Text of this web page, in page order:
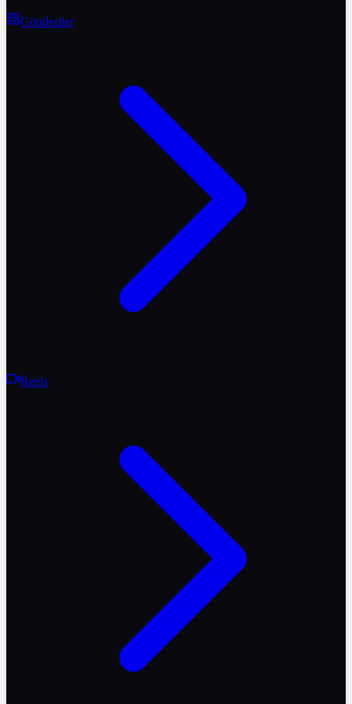
Gönderiler
Reels